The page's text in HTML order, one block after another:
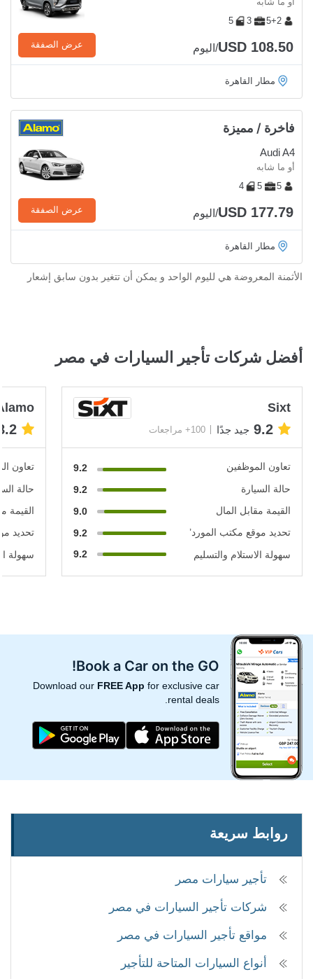
5+2
3
5
USD 108.50/اليوم عرض الصفقة
مطار القاهرة
فاخرة / مميزة
Audi A4
أو ما شابه
5
5
4
USD 177.79/اليوم عرض الصفقة
مطار القاهرة
الأثمنة المعروضة هي لليوم الواحد و يمكن أن تتغير بدون سابق إشعار
أفضل شركات تأجير السيارات في مصر
Sixt
9.2 جيد جدًا 100+ مراجعات
تعاون الموظفين
9.2
حالة السيارة
9.2
القيمة مقابل المال
9.0
تحديد موقع مكتب المورد’
9.2
سهولة الاستلام والتسليم
9.2
تعاون
حالة
القيمة
تحديد
سهولة
Book a Car on the GO!
Download our FREE App for exclusive car
rental deals.
روابط سريعة
تأجير سيارات مصر
شركات تأجير السيارات في مصر
مواقع تأجير السيارات في مصر
أنواع السيارات المتاحة للتأجير